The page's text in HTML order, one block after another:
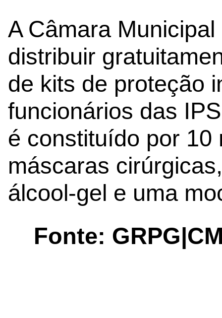
A Câmara
distribuir
de kits de proteção
funcionários das
é constituído por
máscaras
álcool-gel e uma
Fonte: